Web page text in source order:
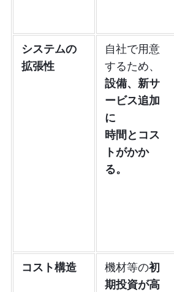
システムの
拡張性
自社で用意
するため、
設備、新サ
ービス追加
に
時間とコス
トがかか
る。
コスト構造 機材等の初
期投資が高